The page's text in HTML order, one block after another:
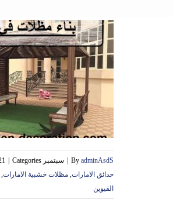
By adminAsdS سبتمبر 21st, 2021 Categories:
حدائق الامارات, مظلات خشبية الامارات,
القيوين